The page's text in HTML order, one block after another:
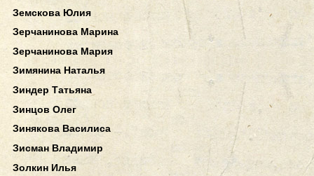
Земскова Юлия
Зерчанинова Марина
Зерчанинова Мария
Зимянина Наталья
Зиндер Татьяна
Зинцов Олег
Зинякова Василиса
Зисман Владимир
Золкин Илья